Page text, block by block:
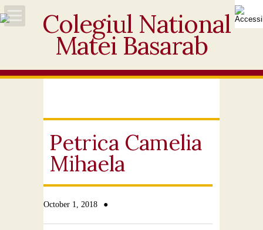
Acasă
Personal
Activități educative
Elevi
Petrica Camelia
Mihaela
October 1, 2018 ●